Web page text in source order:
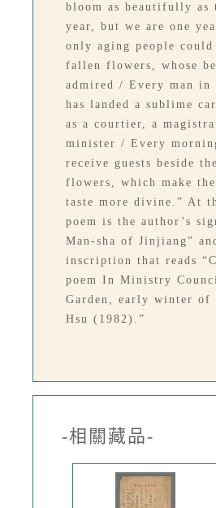
bloom as beautifully as
year, but we are one
only aging people
fallen flowers, whose
admired / Every man
has landed a sublime
as a courtier, a
minister / Every
receive guests beside
flowers, which make
taste more divine.” At
poem is the author’s
Man-sha of Jinjiang”
inscription that reads
poem In Ministry
Garden, early winter of
Hsu (1982).”
-相關藏品-